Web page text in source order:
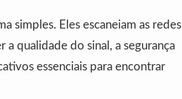
simples. Eles escaneiam as redes
qualidade do sinal, a segurança
essenciais para encontrar